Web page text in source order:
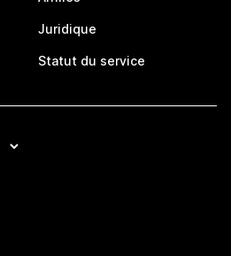
Juridique
Statut du service